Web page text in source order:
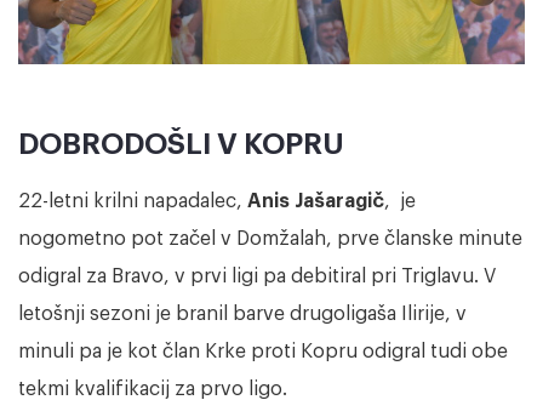
DOBRODOŠLI V KOPRU
22-letni krilni napadalec, Anis Jašaragič, je
nogometno pot začel v Domžalah, prve članske minute
odigral za Bravo, v prvi ligi pa debitiral pri Triglavu. V
letošnji sezoni je branil barve drugoligaša Ilirije, v
minuli pa je kot član Krke proti Kopru odigral tudi obe
tekmi kvalifikacij za prvo ligo.